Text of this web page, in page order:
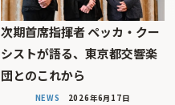
次期首席指揮者 ペッカ・クー
シストが語る、東京都交響楽
団とのこれから
NEWS 2026年6月17日